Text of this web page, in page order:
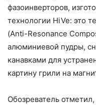
фазоинверторов,
технологии HiVe: это
(Anti-Resonance
алюминиевой пудры,
канавками для
картину грили на
Обозреватель